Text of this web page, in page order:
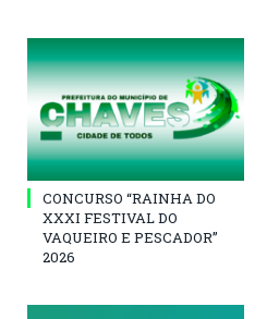
CONCURSO “RAINHA DO
XXXI FESTIVAL DO
VAQUEIRO E PESCADOR”
2026